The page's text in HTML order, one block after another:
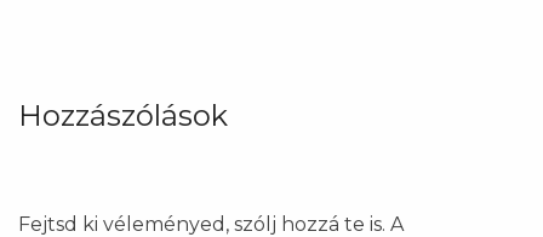
Hozzászólások
Fejtsd ki véleményed, szólj hozzá te is. A